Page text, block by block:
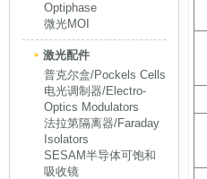
Optiphase
微光MOI
激光配件
普克尔盒/Pockels Cells
电光调制器/Electro-
Optics Modulators
法拉第隔离器/Faraday
Isolators
SESAM半导体可饱和
吸收镜